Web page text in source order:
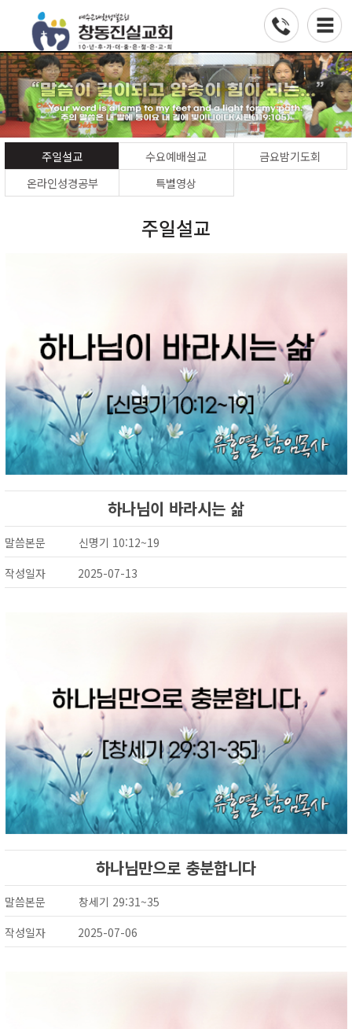
주일설교 수요예배설교
금요밤기도회
온라인성경공부
특별영상
주일설교
하나님이 바라시는 삶
말씀본문
신명기 10:12~19
작성일자
2025-07-13
하나님만으로 충분합니다
말씀본문
창세기 29:31~35
작성일자
2025-07-06